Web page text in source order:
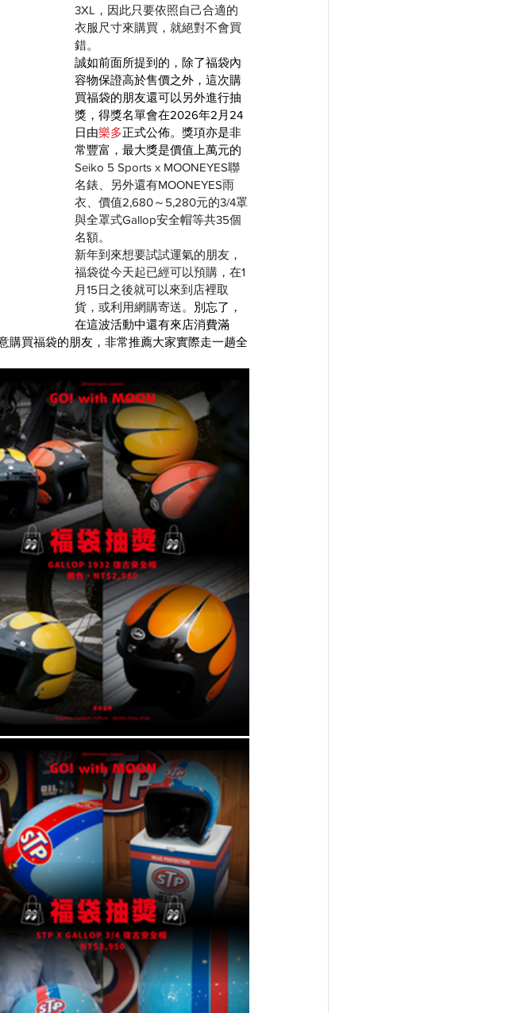
3XL，因此只要依照自己合適的
衣服尺寸來購買，就絕對不會買
錯。
誠如前面所提到的，除了福袋內
容物保證高於售價之外，這次購
買福袋的朋友還可以另外進行抽
獎，得獎名單會在2026年2月24
日由樂多正式公佈。獎項亦是非
常豐富，最大獎是價值上萬元的
Seiko 5 Sports x MOONEYES聯
名錶、另外還有MOONEYES雨
衣、價值2,680～5,280元的3/4罩
與全罩式Gallop安全帽等共35個
名額。
新年到來想要試試運氣的朋友，
福袋從今天起已經可以預購，在1
月15日之後就可以來到店裡取
貨，或利用網購寄送。 別忘了，
在這波活動中還有來店消費滿
購買福袋的朋友，非常推薦大家實際走一趟全